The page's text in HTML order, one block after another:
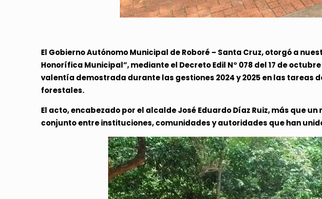
El Gobierno Autónomo Municipal de Roboré – Santa Cruz, otorgó a
Honorífica Municipal”,mediante el Decreto Edil N° 078 del 17 de
valentía demostrada durante las gestiones 2024 y 2025 en las tareas
forestales.
El acto, encabezado por el alcalde José Eduardo Díaz Ruiz, más que
conjunto entre instituciones, comunidades y autoridades que han